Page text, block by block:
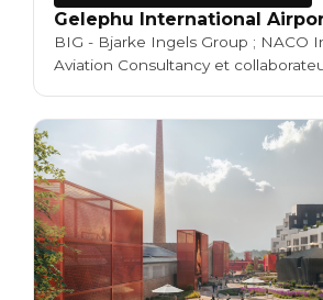
Gelephu International
BIG - Bjarke Ingels Group ; NACO
Aviation Consultancy et